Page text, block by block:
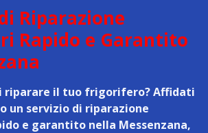
Riparazione
Rapido e Garantito
riparare il tuo frigorifero? Affidati
un servizio di riparazione
e garantito nella Messenzana,